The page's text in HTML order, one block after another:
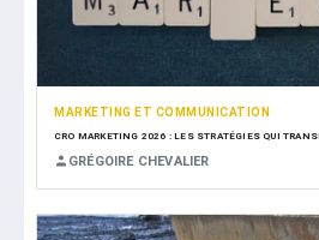
MARKETING ET COMMUNICATION
CRO MARKETING 2026 : LES STRATÉGIES QUI
GRÉGOIRE CHEVALIER